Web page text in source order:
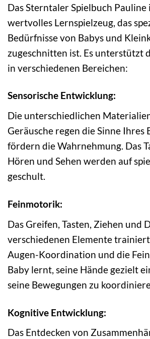
Das Sterntaler Spielbuch Pauline
wertvolles Lernspielzeug, das
Bedürfnisse von Babys und
zugeschnitten ist. Es unterstützt
in verschiedenen Bereichen:
Sensorische Entwicklung:
Die unterschiedlichen
Geräusche regen die Sinne Ihres
fördern die Wahrnehmung. Das
Hören und Sehen werden auf
geschult.
Feinmotorik:
Das Greifen, Tasten, Ziehen und
verschiedenen Elemente
Augen-Koordination und die
Baby lernt, seine Hände gezielt
seine Bewegungen zu
Kognitive Entwicklung:
Das Entdecken von